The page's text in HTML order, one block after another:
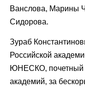
Ванслова, Марины
Сидорова.
Зураб
Российской
ЮНЕСКО, почетный
академий, за